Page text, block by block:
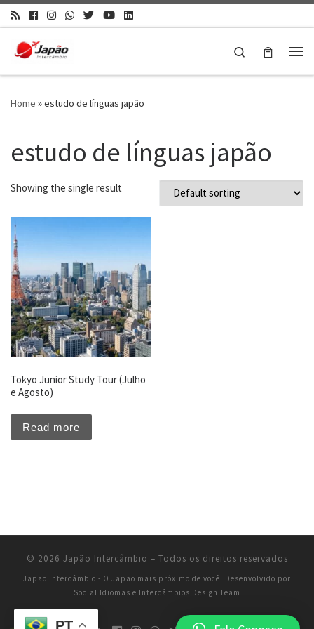
Search
Home »estudo de línguas japão
estudo de línguas japão
Showing the single result
Tokyo Junior Study Tour (Julho
e Agosto)
Read more
© 2026 Japão Intercâmbio – Todos os direitos reservados
Japão Intercâmbio - O Japão mais próximo de você! Desenvolvido por
Social Idiomas e Intercâmbios Design Team
PT